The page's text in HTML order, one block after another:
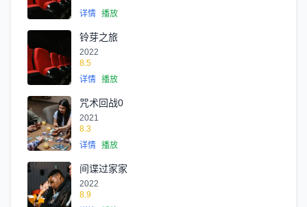
详情 播放
铃芽之旅
2022
8.5
详情 播放
咒术回战0
2021
8.3
详情 播放
间谍过家家
2022
8.9